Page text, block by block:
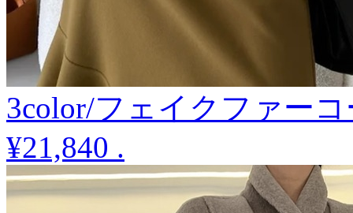
3color/フェイクファー
¥21,840 .